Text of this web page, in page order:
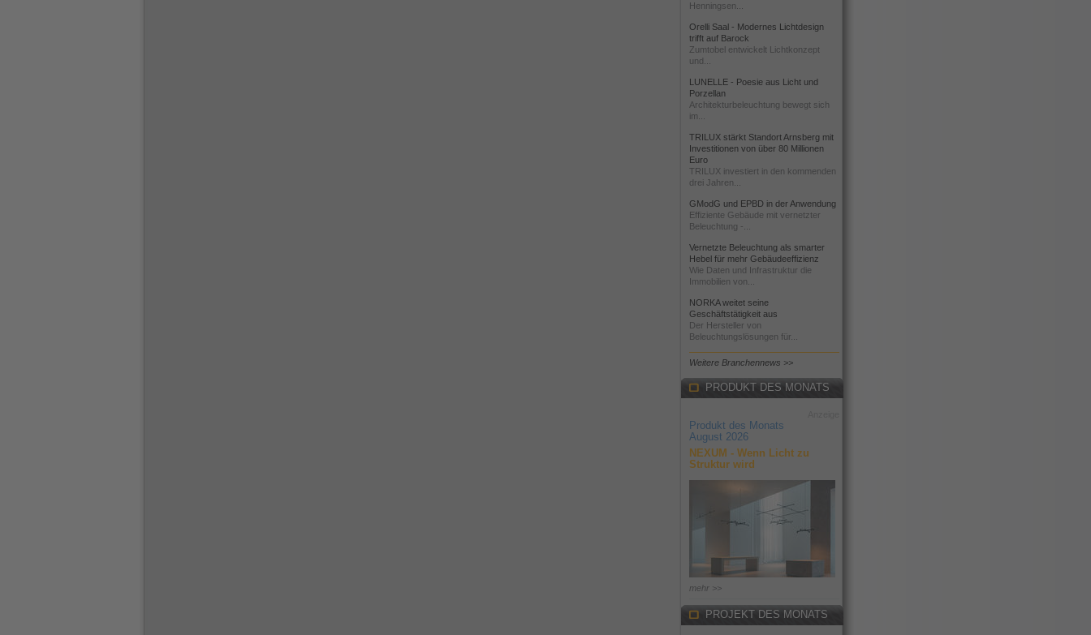
Henningsen...
Orelli Saal - Modernes Lichtdesign
trifft auf Barock
Zumtobel entwickelt Lichtkonzept
und...
LUNELLE - Poesie aus Licht und
Porzellan
Architekturbeleuchtung bewegt sich
im...
TRILUX stärkt Standort Arnsberg mit
Investitionen von über 80 Millionen
Euro
TRILUX investiert in den kommenden
drei Jahren...
GModG und EPBD in der Anwendung
Effiziente Gebäude mit vernetzter
Beleuchtung -...
Vernetzte Beleuchtung als smarter
Hebel für mehr Gebäudeeffizienz
Wie Daten und Infrastruktur die
Immobilien von...
NORKA weitet seine
Geschäftstätigkeit aus
Der Hersteller von
Beleuchtungslösungen für...
Weitere Branchennews >>
PRODUKT DES MONATS
Produkt des Monats
August 2026
NEXUM - Wenn Licht zu
Struktur wird
mehr >>
PROJEKT DES MONATS